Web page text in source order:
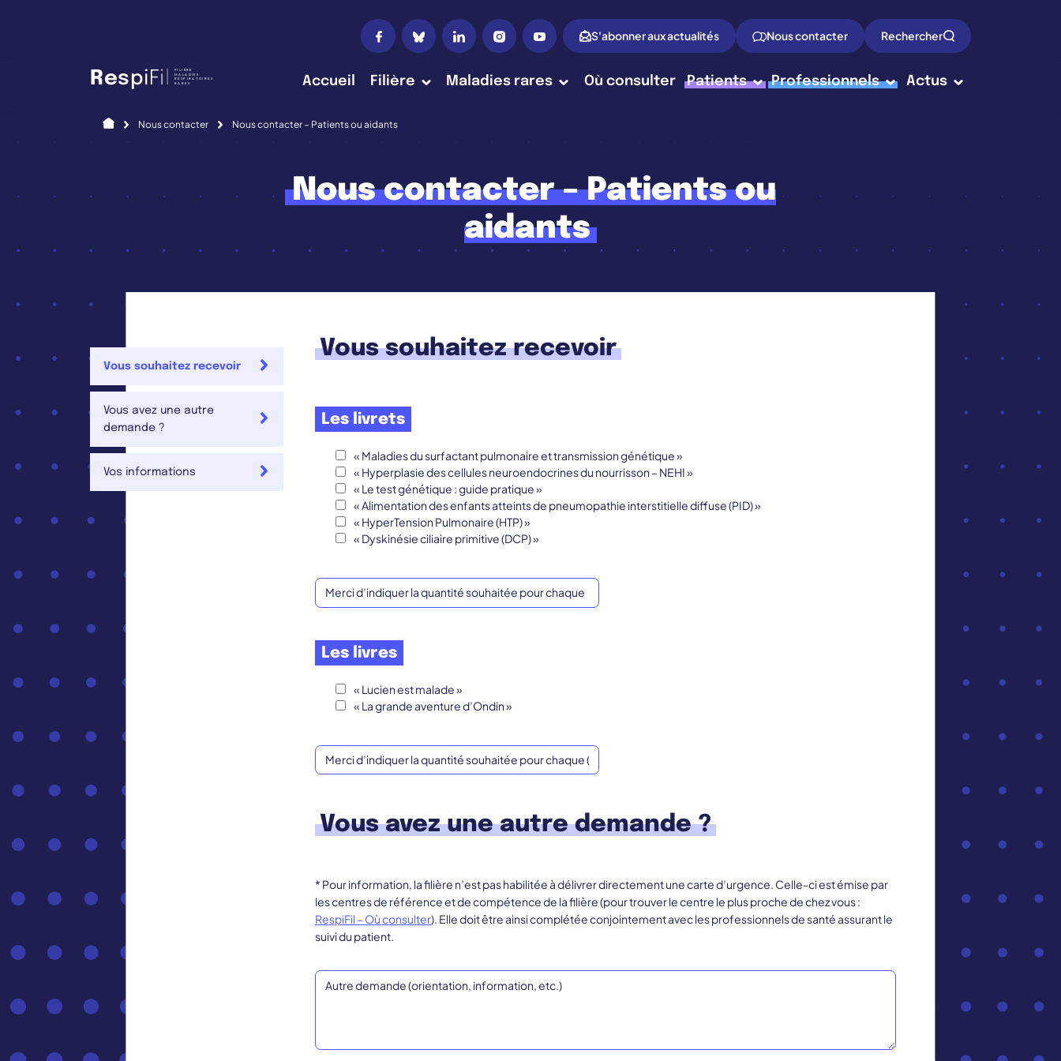
S'abonner aux actualités Nous contacter Rechercher
RespiFi FILIÈRE
MALADIES
RESPIRATOIRES
RARES Accueil Filière Maladies rares Où consulter Patients Professionnels Actus
AccueilNous contacter Nous contacter – Patients ou aidants
Nous contacter – Patients ou
aidants
Vous souhaitez recevoir
Vous avez une autre
demande ?
Vos informations
Vous souhaitez recevoir
Les livrets
« Maladies du surfactant pulmonaire et transmission génétique »
« Hyperplasie des cellules neuroendocrines du nourrisson – NEHI »
« Le test génétique : guide pratique »
« Alimentation des enfants atteints de pneumopathie interstitielle diffuse (PID) »
« HyperTension Pulmonaire (HTP) »
« Dyskinésie ciliaire primitive (DCP) »
Les livres
« Lucien est malade »
« La grande aventure d’Ondin »
Vous avez une autre demande ?
* Pour information, la filière n’est pas habilitée à délivrer directement une carte d’urgence. Celle-ci est émise par
les centres de référence et de compétence de la filière (pour trouver le centre le plus proche de chez vous :
RespiFil – Où consulter). Elle doit être ainsi complétée conjointement avec les professionnels de santé assurant le
suivi du patient.